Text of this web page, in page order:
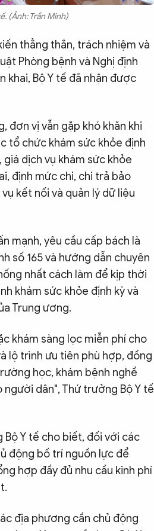
(Ảnh: Trần Minh)
thẳng thắn, trách nhiệm và
Phòng bệnh và Nghị định
khai, Bộ Y tế đã nhận được
đơn vị vẫn gặp khó khăn khi
tổ chức khám sức khỏe định
dịch vụ khám sức khỏe
định mức chi, chi trả bảo
kết nối và quản lý dữ liệu
mạnh, yêu cầu cấp bách là
số 165 và hướng dẫn chuyên
nhất cách làm để kịp thời
khám sức khỏe định kỳ và
Trung ương.
khám sàng lọc miễn phí cho
lộ trình ưu tiên phù hợp, đồng
học, khám bệnh nghề
dân", Thứ trưởng Bộ Y tế
Y tế cho biết, đối với các
động bố trí nguồn lực để
hợp đầy đủ nhu cầu kinh phí
địa phương cần chủ động